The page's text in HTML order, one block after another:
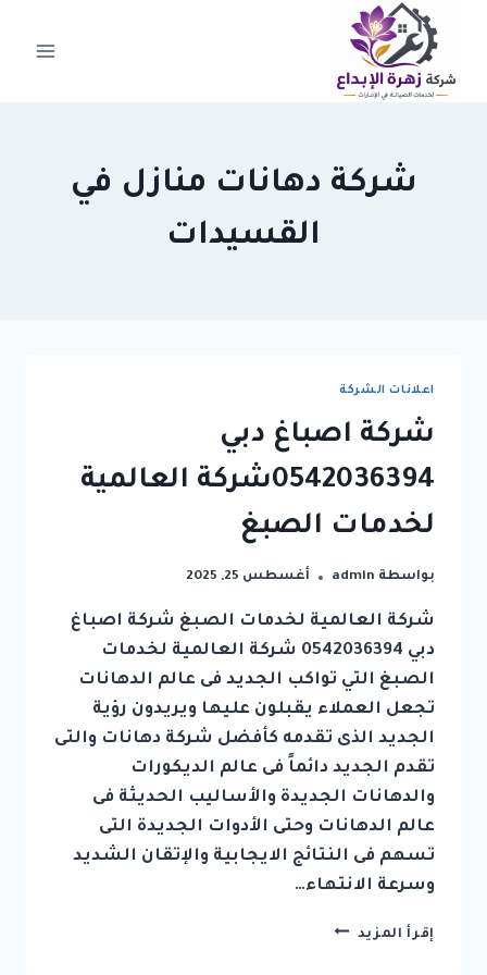
التجاوز
المحتوى
شركة دهانات منازل في
القسيدات
اعلانات الشركة
شركة اصباغ دبي
0542036394شركة العالمية
لخدمات الصبغ
بواسطة admin أغسطس 25, 2025
شركة العالمية لخدمات الصبغ شركة اصباغ
دبي 0542036394 شركة العالمية لخدمات
الصبغ التي تواكب الجديد فى عالم الدهانات
تجعل العملاء يقبلون عليها ويريدون رؤية
الجديد الذى تقدمه كأفضل شركة دهانات والتى
تقدم الجديد دائماً فى عالم الديكورات
والدهانات الجديدة والأساليب الحديثة فى
عالم الدهانات وحتى الأدوات الجديدة التى
تسهم فى النتائج الايجابية والإتقان الشديد
وسرعة الانتهاء…
إقرأ المزيد شركة